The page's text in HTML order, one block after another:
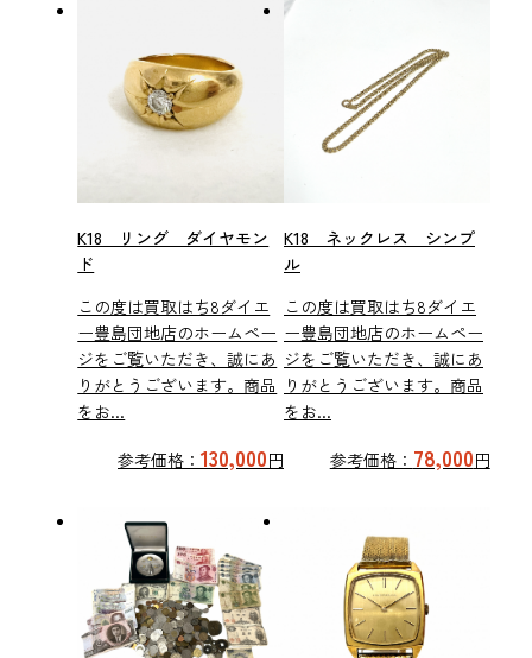
K18 リング ダイヤモン
ド
この度は買取はち8ダイエ
ー豊島団地店のホームペー
ジをご覧いただき、誠にあ
りがとうございます。商品
をお...
参考価格： 130,000円
K18 ネックレス シンプ
ル
この度は買取はち8ダイエ
ー豊島団地店のホームペー
ジをご覧いただき、誠にあ
りがとうございます。商品
をお...
参考価格： 78,000円